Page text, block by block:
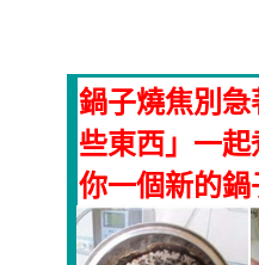
鍋子燒焦別
些東西」一
你一個新的鍋